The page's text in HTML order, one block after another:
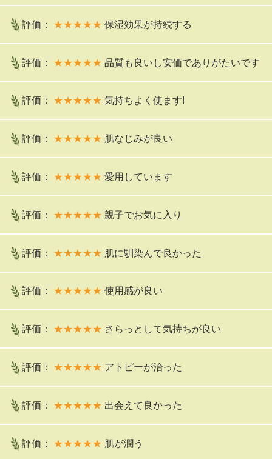
評価： ★★★★★ 保湿効果が持続する
評価： ★★★★★ 品質も良いし安価でありがたいです
評価： ★★★★★ 気持ちよく使ます!
評価： ★★★★★ 肌なじみが良い
評価： ★★★★★ 愛用しています
評価： ★★★★★ 親子でお気に入り
評価： ★★★★★ 肌に馴染んで良かった
評価： ★★★★★ 使用感が良い
評価： ★★★★★ さらっとして気持ちが良い
評価： ★★★★★ アトピーが治った
評価： ★★★★★ 出会えて良かった
評価： ★★★★★ 肌が潤う